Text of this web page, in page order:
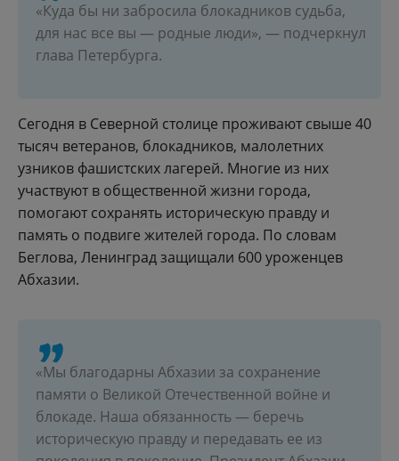
«Куда бы ни забросила блокадников судьба,
для нас все вы — родные люди», — подчеркнул
глава Петербурга.
Сегодня в Северной столице проживают свыше 40
тысяч ветеранов, блокадников, малолетних
узников фашистских лагерей. Многие из них
участвуют в общественной жизни города,
помогают сохранять историческую правду и
память о подвиге жителей города. По словам
Беглова, Ленинград защищали 600 уроженцев
Абхазии.
«Мы благодарны Абхазии за сохранение
памяти о Великой Отечественной войне и
блокаде. Наша обязанность — беречь
историческую правду и передавать ее из